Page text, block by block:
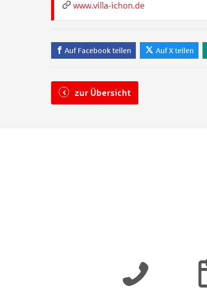
www.villa-ichon.de
Auf Facebook teilen Auf X teilen
zur Übersicht